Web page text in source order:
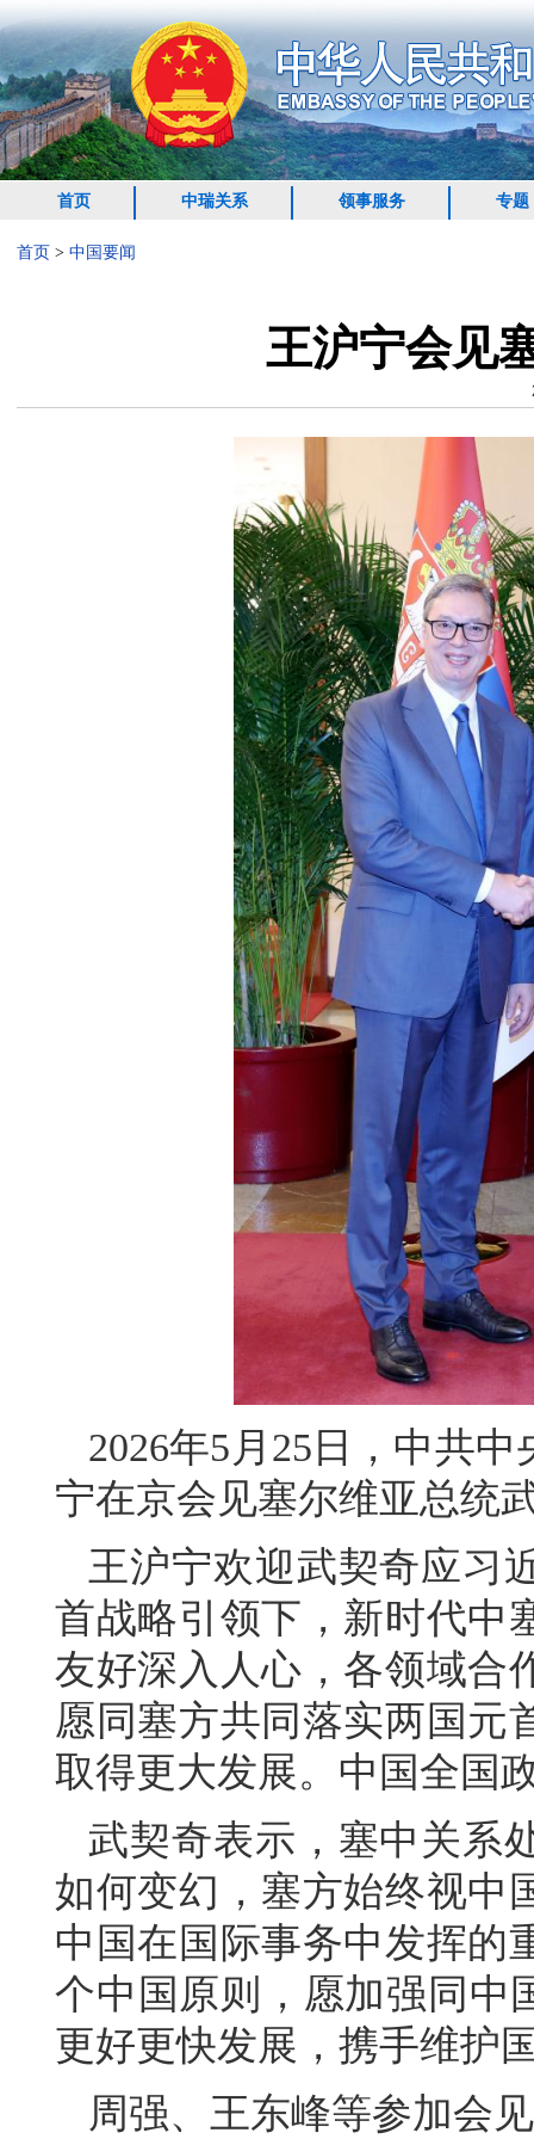
首页 中瑞关系 领事服务 专题
首页 > 中国要闻
王沪宁会见
2026年5月25日，中共
宁在京会见塞尔维亚总统
王沪宁欢迎武契奇应习
首战略引领下，新时代中
友好深入人心，各领域合
愿同塞方共同落实两国元
取得更大发展。中国全国
武契奇表示，塞中关系
如何变幻，塞方始终视中
中国在国际事务中发挥的
个中国原则，愿加强同中
更好更快发展，携手维护
周强、王东峰等参加会